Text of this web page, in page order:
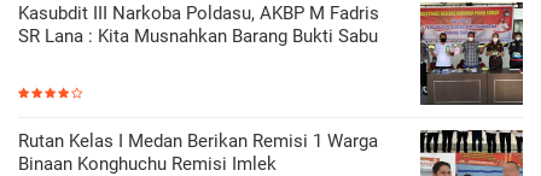
Kasubdit III Narkoba Poldasu, AKBP M Fadris
SR Lana : Kita Musnahkan Barang Bukti Sabu
Rutan Kelas I Medan Berikan Remisi 1 Warga
Binaan Konghuchu Remisi Imlek